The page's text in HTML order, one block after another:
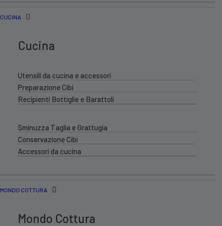
CUCINA
Cucina
Utensili da cucina e accessori
Preparazione Cibi
Recipienti Bottiglie e Barattoli
Sminuzza Taglia e Grattugia
Conservazione Cibi
Accessori da cucina
MONDO COTTURA
Mondo Cottura